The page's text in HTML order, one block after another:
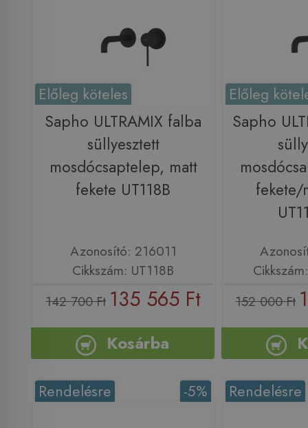
Előleg köteles
Sapho ULTRAMIX falba
süllyesztett
mosdócsaptelep, matt
fekete UT118B
Azonosító: 216011
Cikkszám: UT118B
142 700 Ft 135 565 Ft
Kosárba
Előleg
Sapho
fekete/
152 000 Ft
-5%
Rendelésre Rendelésre